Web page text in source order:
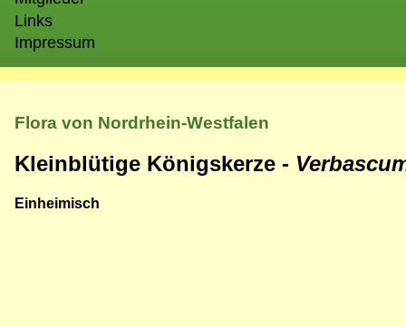
Links
Impressum
Flora von Nordrhein-Westfalen
Kleinblütige Königskerze -
Einheimisch